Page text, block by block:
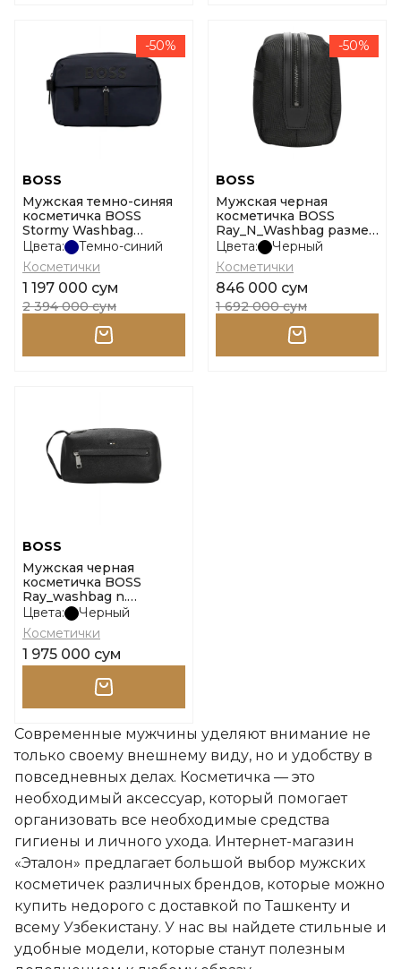
-50%
BOSS
Мужская темно-синяя
косметичка BOSS
Stormy Washbag
размер onesi
Цвета:
Темно-синий
Косметички
1 197 000 сум
2 394 000 сум
-50%
BOSS
Мужская черная
косметичка BOSS
Ray_N_Washbag размер
onesi
Цвета:
Черный
Косметички
846 000 сум
1 692 000 сум
BOSS
Мужская черная
косметичка BOSS
Ray_washbag n.
10263216 01 размер
onesi
Цвета:
Черный
Косметички
1 975 000 сум
Современные мужчины уделяют внимание не
только своему внешнему виду, но и удобству в
повседневных делах. Косметичка — это
необходимый аксессуар, который помогает
организовать все необходимые средства
гигиены и личного ухода. Интернет-магазин
«Эталон» предлагает большой выбор мужских
косметичек различных брендов, которые можно
купить недорого с доставкой по Ташкенту и
всему Узбекистану. У нас вы найдете стильные и
удобные модели, которые станут полезным